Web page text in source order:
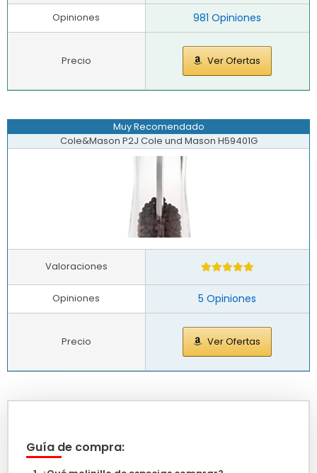
981 Opiniones
Ver Ofertas
Opiniones
Precio
Muy Recomendado
Cole&Mason P2J Cole und Mason H59401G
5 Opiniones
Ver Ofertas
Valoraciones
Opiniones
Precio
Guía de compra: